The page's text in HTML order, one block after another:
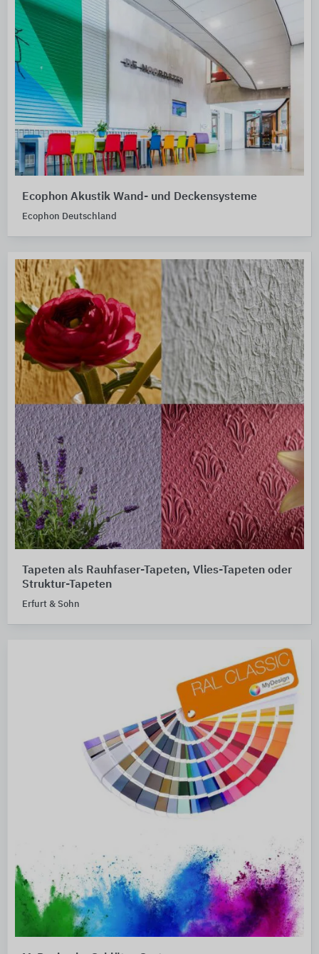
Ecophon Akustik Wand- und Deckensysteme
Ecophon Deutschland
Tapeten als Rauhfaser-Tapeten, Vlies-Tapeten oder
Struktur-Tapeten
Erfurt & Sohn